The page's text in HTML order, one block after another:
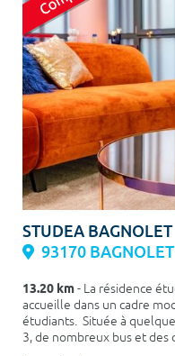
STUDEA BAGNOLET
93170 BAGNOLET
13.20 km- La résidence
accueille dans un cadre
étudiants. Située à
3, de nombreux bus et des